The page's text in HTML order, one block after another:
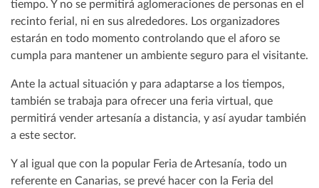
tiempo. Y no se permitirá aglomeraciones de personas en el
recinto ferial, ni en sus alrededores. Los organizadores
estarán en todo momento controlando que el aforo se
cumpla para mantener un ambiente seguro para el visitante.
Ante la actual situación y para adaptarse a los tiempos,
también se trabaja para ofrecer una feria virtual, que
permitirá vender artesanía a distancia, y así ayudar también
a este sector.
Y al igual que con la popular Feria de Artesanía, todo un
referente en Canarias, se prevé hacer con la Feria del